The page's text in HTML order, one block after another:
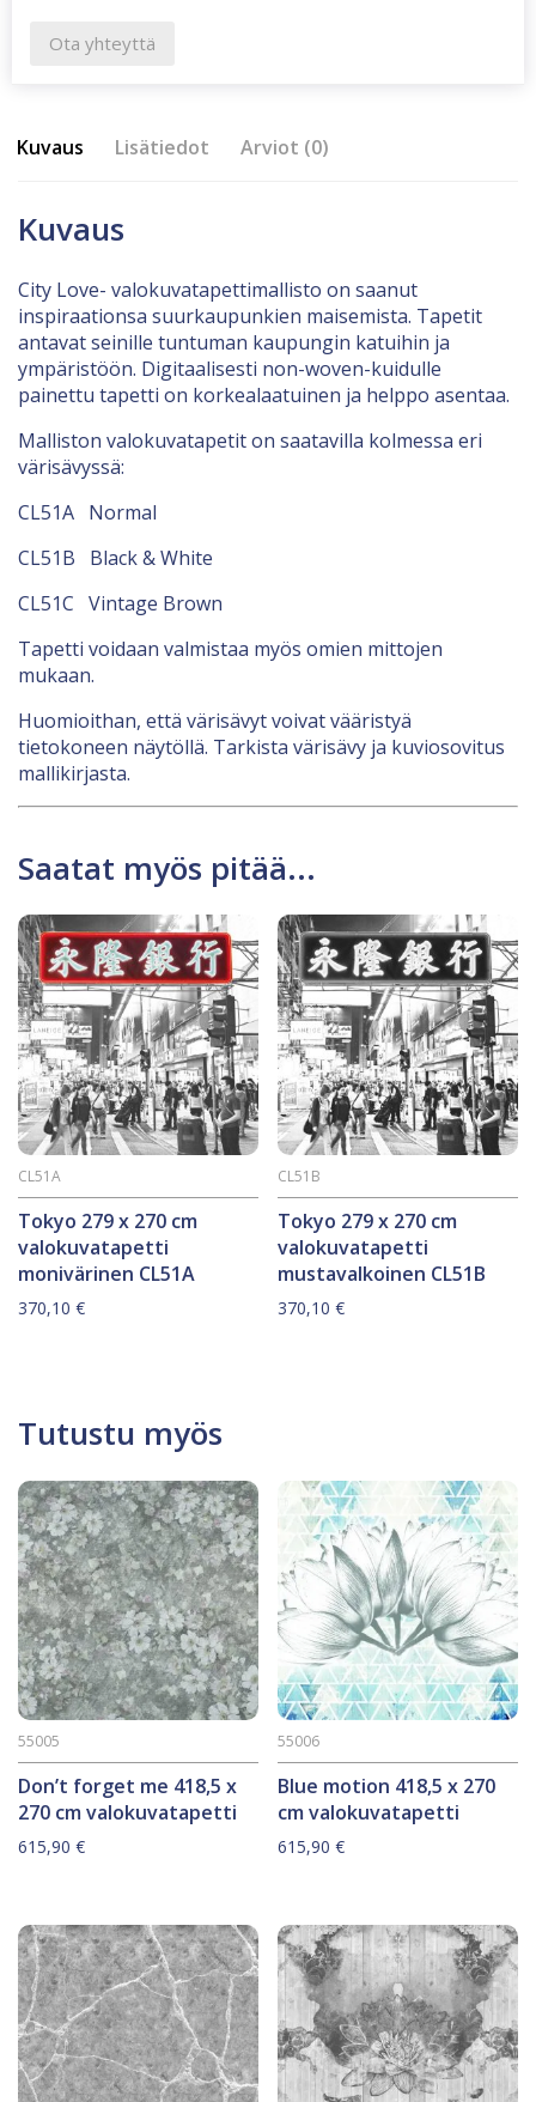
Ota yhteyttä
Kuvaus Lisätiedot Arviot (0)
Kuvaus
City Love- valokuvatapettimallisto on saanut
inspiraationsa suurkaupunkien maisemista. Tapetit
antavat seinille tuntuman kaupungin katuihin ja
ympäristöön. Digitaalisesti non-woven-kuidulle
painettu tapetti on korkealaatuinen ja helppo asentaa.
Malliston valokuvatapetit on saatavilla kolmessa eri
värisävyssä:
CL51A Normal
CL51B Black & White
CL51C Vintage Brown
Tapetti voidaan valmistaa myös omien mittojen
mukaan.
Huomioithan, että värisävyt voivat vääristyä
tietokoneen näytöllä. Tarkista värisävy ja kuviosovitus
mallikirjasta.
Saatat myös pitää...
Tokyo 279 x 270 cm
valokuvatapetti
monivärinen CL51A
CL51A
370,10 €
Tokyo 279 x 270 cm
valokuvatapetti
mustavalkoinen CL51B
CL51B
370,10€
Tutustu myös
Don’t forget me 418,5 x
270 cm valokuvatapetti
55005
615,90 €
Blue motion 418,5 x 270
cm valokuvatapetti
55006
615,90€